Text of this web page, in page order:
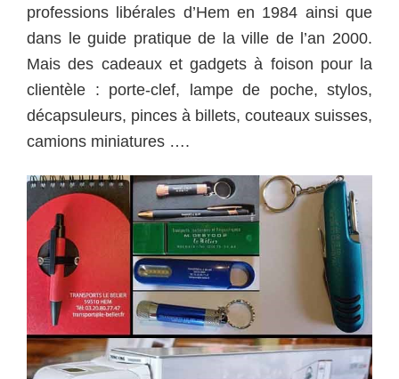
professions libérales d’Hem en 1984 ainsi que
dans le guide pratique de la ville de l’an 2000.
Mais des cadeaux et gadgets à foison pour la
clientèle : porte-clef, lampe de poche, stylos,
décapsuleurs, pinces à billets, couteaux suisses,
camions miniatures ….